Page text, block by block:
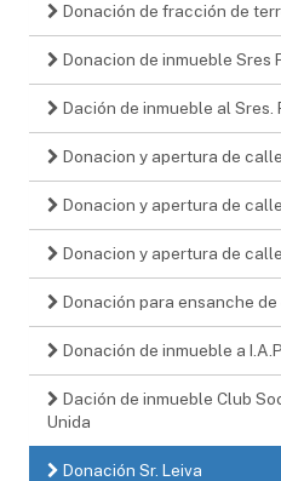
Donación de fracción de
Donacion de inmueble Sres
Dación de inmueble al Sres.
Donacion y apertura de
Donacion y apertura de
Donacion y apertura de
Donación para ensanche
Donación de inmueble a
Dación de inmueble Club
Unida
Donación Sr. Leiva